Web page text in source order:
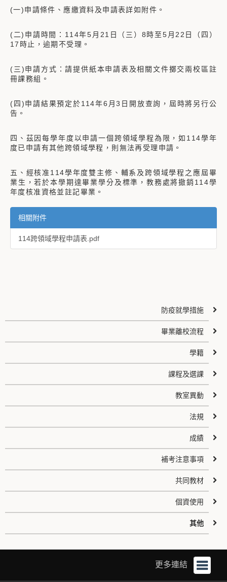
(一)申請條件、應繳資料及申請表詳如附件。
(二)申請時間：114年5月21日（三）8時至5月22日（四）
17時止，逾期不受理。
(三)申請方式：請提供紙本申請表及相關文件擲交兩校區註
冊課務組。
(四)申請結果預定於114年6月3日開放查詢，屆時將另行公
告。
四、茲因每學年度以申請一個跨領域學程為限，如114學年
度已申請有其他跨領域學程，則無法再受理申請。
五、經核准114學年度雙主修、輔系及跨領域學程之應屆畢
業生，若於本學期達畢業學分及標準，教務處將撤銷114學
年度核准資格並註記畢業。
相關附件
114跨領域學程申請表.pdf
防疫就學措施
畢業離校流程
學籍
課程及選課
教室異動
法規
成績
補考注意事項
共同教材
個資使用
其他
更多連結